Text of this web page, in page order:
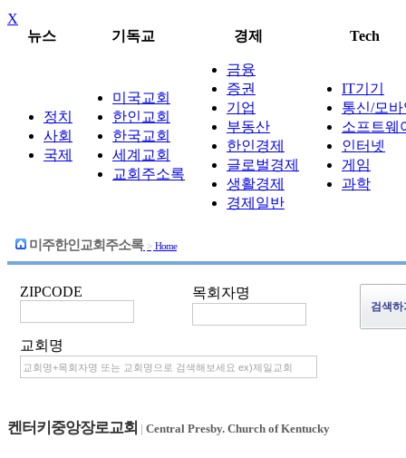
X
뉴스
기독교 경제 Tech
정치
사회
국제
미국교회
한인교회
한국교회
세계교회
교회주소록
금융
증권
기업
부동산
한인경제
글로벌경제
생활경제
경제일반
IT기기
통신/모
소프트웨
인터넷
게임
과학
미주한인교회주소록 > Home
ZIPCODE 목회자명
교회명
켄터키중앙장로교회 | Central Presby. Church of Kentucky